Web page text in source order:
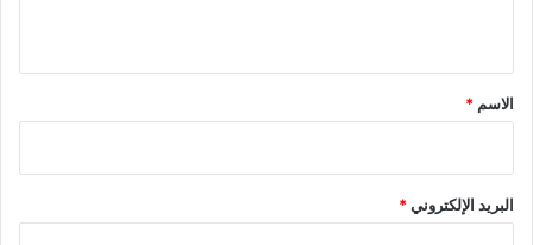
*
الاسم *
البريد الإلكتروني*